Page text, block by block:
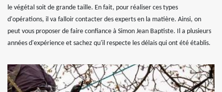
le végétal soit de grande taille. En fait, pour réaliser ces types
d'opérations, il va falloir contacter des experts en la matière. Ainsi, on
peut vous proposer de faire confiance à Simon Jean Baptiste. Il a plusieurs
années d'expérience et sachez qu'il respecte les délais qui ont été établis.